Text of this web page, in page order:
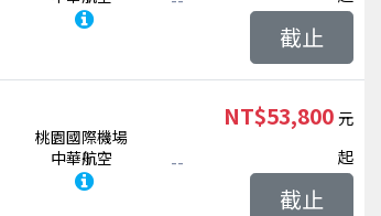
截止
桃園國際機場
中華航空
--
NT$53,800
起
截止